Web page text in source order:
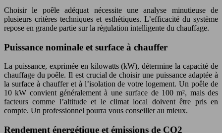
Choisir le poêle adéquat nécessite une analyse minutieuse de
plusieurs critères techniques et esthétiques. L’efficacité du système
repose en grande partie sur la régulation intelligente du chauffage.
Puissance nominale et surface à chauffer
La puissance, exprimée en kilowatts (kW), détermine la capacité de
chauffage du poêle. Il est crucial de choisir une puissance adaptée à
la surface à chauffer et à l’isolation de votre logement. Un poêle de
10 kW convient généralement à une surface de 100 m², mais des
facteurs comme l’altitude et le climat local doivent être pris en
compte. Un professionnel pourra vous conseiller au mieux.
Rendement énergétique et émissions de CO2